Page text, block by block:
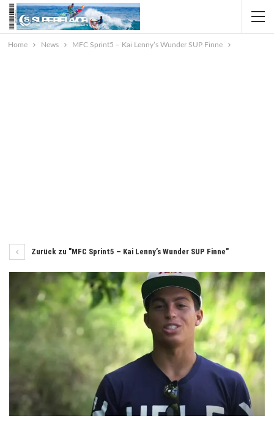
Home News MFC Sprint5 – Kai Lenny’s Wunder SUP Finne
Zurück zu "MFC Sprint5 – Kai Lenny’s Wunder SUP Finne"